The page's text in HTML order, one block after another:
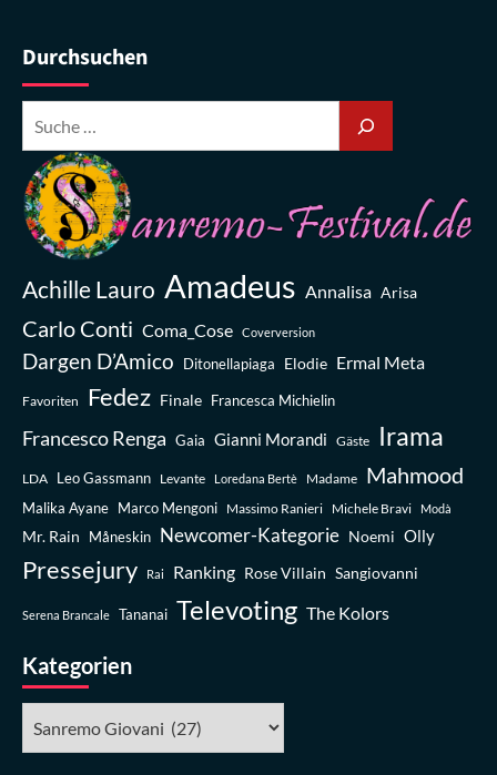
Durchsuchen
Achille Lauro Amadeus Annalisa Arisa
Carlo Conti Coma_Cose Coverversion
Dargen D’Amico Ditonellapiaga Elodie Ermal Meta
Favoriten Fedez Finale Francesca Michielin
Francesco Renga Gaia Gianni Morandi Gäste Irama
LDA Leo Gassmann Levante Loredana Bertè Madame Mahmood
Malika Ayane Marco Mengoni Massimo Ranieri Michele Bravi Modà
Mr. Rain Måneskin Newcomer-Kategorie Noemi Olly
Pressejury Rai Ranking Rose Villain Sangiovanni
Serena Brancale Tananai Televoting The Kolors
Kategorien